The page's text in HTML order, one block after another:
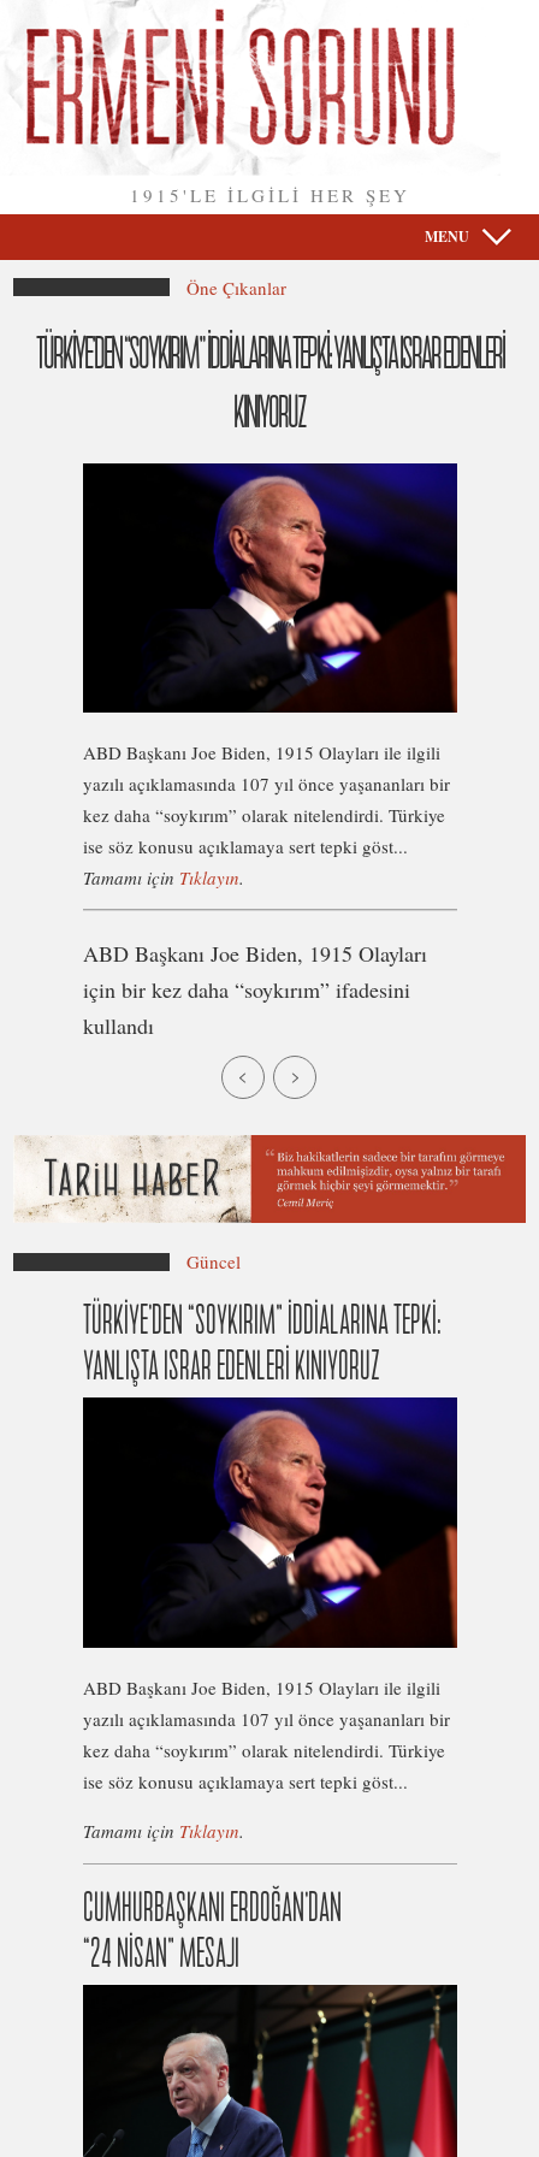
1915'LE İLGİLİ HER ŞEY
MENU
Öne Çıkanlar
TÜRKİYE’DEN “SOYKIRIM” İDDİALARINA TEPKİ: YANLIŞTA ISRAR EDENLERİ
KINIYORUZ
ABD Başkanı Joe Biden, 1915 Olayları ile ilgili
yazılı açıklamasında 107 yıl önce yaşananları bir
kez daha “soykırım” olarak nitelendirdi. Türkiye
ise söz konusu açıklamaya sert tepki göst...
Tamamı için Tıklayın.
ABD Başkanı Joe Biden, 1915 Olayları
için bir kez daha “soykırım” ifadesini
kullandı
Güncel
TÜRKİYE’DEN “SOYKIRIM” İDDİALARINA TEPKİ:
YANLIŞTA ISRAR EDENLERİ KINIYORUZ
ABD Başkanı Joe Biden, 1915 Olayları ile ilgili
yazılı açıklamasında 107 yıl önce yaşananları bir
kez daha “soykırım” olarak nitelendirdi. Türkiye
ise söz konusu açıklamaya sert tepki göst...
Tamamı için Tıklayın.
CUMHURBAŞKANI ERDOĞAN’DAN
“24 NİSAN” MESAJI